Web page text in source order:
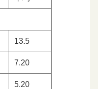
13.5
7.20
5.20